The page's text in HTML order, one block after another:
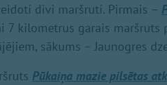
divi maršruti. Pirmais –
7 kilometrus garais
sākums – Jaunogres
Pūkaiņa mazie pilsētas